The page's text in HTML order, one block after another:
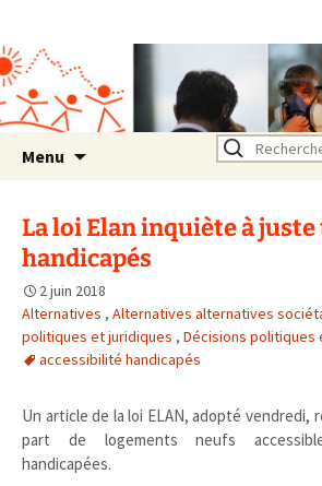
Rhône Alpes
Un environnement sain pour
la santé de tous
Menu Rechercher :
La loi Elan inquiète à
handicapés
2 juin 2018
Alternatives , Alternatives alternatives
politiques et juridiques , Décisions politiques
accessibilité handicapés
Un article de la loi ELAN, adopté vendredi,
part de logements neufs
handicapées.